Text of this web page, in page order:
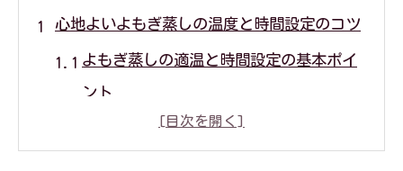
心地よいよもぎ蒸しの温度と時間設定のコツ
よもぎ蒸しの適温と時間設定の基本ポイ
ント
よもぎ蒸し効果を高める温度調整のコツ